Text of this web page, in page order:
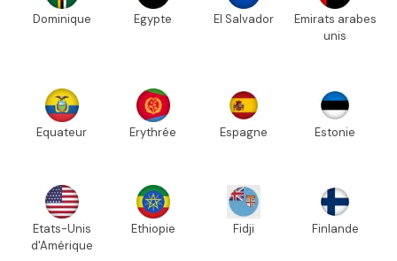
Dominique Egypte El Salvador
Emirats arabes
unis
Equateur Erythrée Espagne Estonie
Etats-Unis
d'Amérique
Ethiopie Fidji Finlande